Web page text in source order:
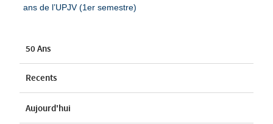
ans de l’UPJV (1er semestre)
50 Ans
Recents
Aujourd'hui